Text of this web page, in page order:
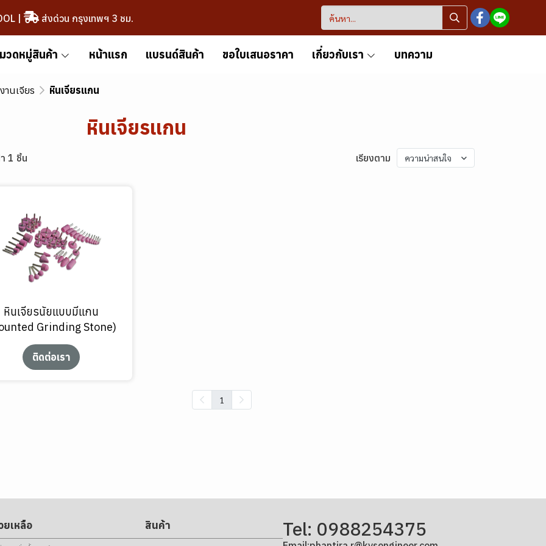
| ส่งด่วน กรุงเทพฯ 3 ชม.
วดหมู่สินค้า หน้าแรก แบรนด์สินค้า ขอใบเสนอราคา เกี่ยวกับเรา บทความ
งานเจียร หินเจียรแกน
หินเจียรแกน
1 ชิ้น เรียงตาม ความน่าสนใจ
หินเจียรนัยแบบมีแกน
Grinding Stone)
ติดต่อเรา
1
ยเหลือ สินค้า Tel: 0988254375